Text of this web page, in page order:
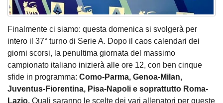
Finalmente ci siamo: questa domenica si svolgerà per
intero il 37° turno di Serie A. Dopo il caos calendari dei
giorni scorsi, la penultima giornata del massimo
campionato italiano inizierà alle ore 12, con ben cinque
sfide in programma: Como-Parma, Genoa-Milan,
Juventus-Fiorentina, Pisa-Napoli e soprattutto Roma-
Lazio. Quali saranno le scelte dei vari allenatori per queste